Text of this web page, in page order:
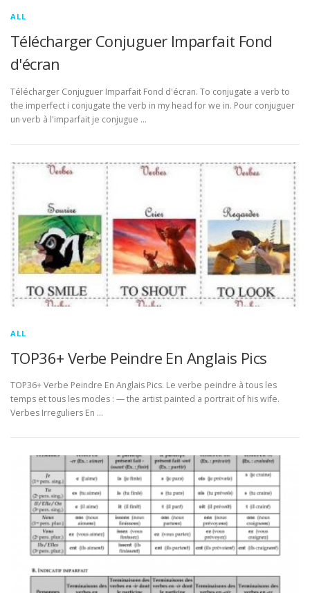
ALL
Télécharger Conjuguer Imparfait Fond
d'écran
Télécharger Conjuguer Imparfait Fond d'écran. To conjugate a verb to
the imperfect i conjugate the verb in my head for we in. Pour conjuguer
un verb à l'imparfait je conjugue …
ALL
TOP36+ Verbe Peindre En Anglais Pics
TOP36+ Verbe Peindre En Anglais Pics. Le verbe peindre à tous les
temps et tous les modes : — the artist painted a portrait of his wife.
Verbes Irreguliers En …